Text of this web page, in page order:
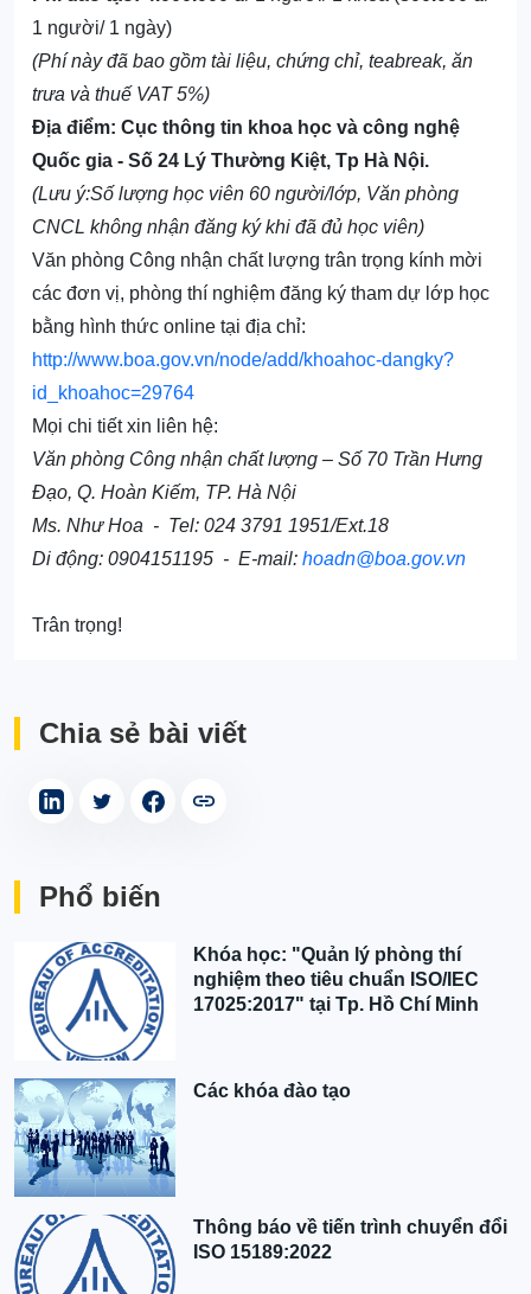
1 người/ 1 ngày)
(Phí này đã bao gồm tài liệu, chứng chỉ, teabreak, ăn
trưa và thuế VAT 5%)
Địa điểm: Cục thông tin khoa học và công nghệ
Quốc gia - Số 24 Lý Thường Kiệt, Tp Hà Nội.
(Lưu ý:Số lượng học viên 60 người/lớp, Văn phòng
CNCL không nhận đăng ký khi đã đủ học viên)
Văn phòng Công nhận chất lượng trân trọng kính mời
các đơn vị, phòng thí nghiệm đăng ký tham dự lớp học
bằng hình thức online tại địa chỉ:
http://www.boa.gov.vn/node/add/khoahoc-dangky?
id_khoahoc=29764
Mọi chi tiết xin liên hệ:
Văn phòng Công nhận chất lượng – Số 70 Trần Hưng
Đạo, Q. Hoàn Kiếm, TP. Hà Nội
Ms. Như Hoa - Tel: 024 3791 1951/Ext.18
Di động: 0904151195 - E-mail: hoadn@boa.gov.vn
Trân trọng!
Chia sẻ bài viết
Phổ biến
Khóa học: "Quản lý phòng thí
nghiệm theo tiêu chuẩn ISO/IEC
17025:2017" tại Tp. Hồ Chí Minh
Các khóa đào tạo
Thông báo về tiến trình chuyển đổi
ISO 15189:2022